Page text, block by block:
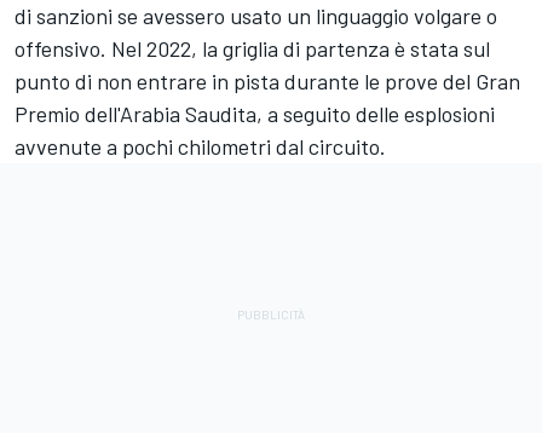
di sanzioni se avessero usato un linguaggio volgare o
offensivo. Nel 2022, la griglia di partenza è stata sul
punto di non entrare in pista durante le prove del Gran
Premio dell'Arabia Saudita, a seguito delle esplosioni
avvenute a pochi chilometri dal circuito.